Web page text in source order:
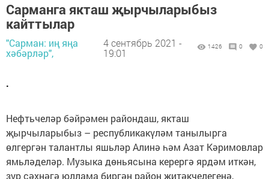
Сарманга якташ җырчыларыбыз
кайттылар
"Сарман: иң яңа
хәбәрләр",
4 сентябрь 2021 -
19:01
1426 0 0
.
Нефтьчеләр бәйрәмен райондаш, якташ
җырчыларыбыз – республикакүләм танылырга
өлгергән талантлы яшьләр Алинә һәм Азат Кәримовлар
ямьләделәр. Музыка дөньясына керергә ярдәм иткән,
зур сәхнәгә юллама биргән район җитәкчелегенә,